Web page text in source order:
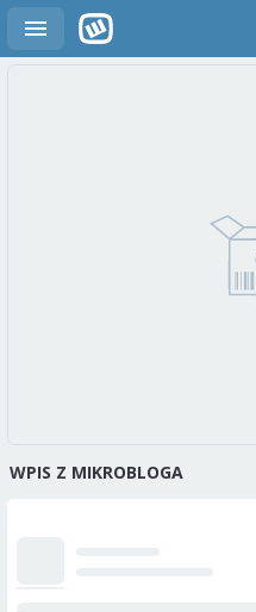
WPIS Z MIKROBLOGA